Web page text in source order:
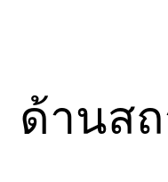
ด้านส